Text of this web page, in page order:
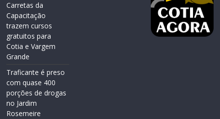
Carretas da
Capacitação
trazem cursos
gratuitos para
Cotia e Vargem
Grande
Traficante é preso
com quase 400
porções de drogas
no Jardim
Rosemeire